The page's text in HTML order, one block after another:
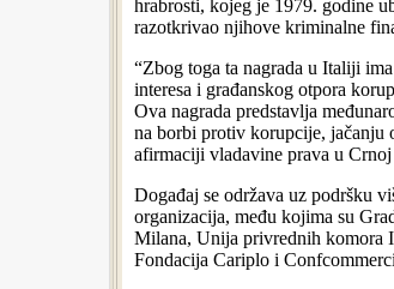
hrabrosti, kojeg je 1979. godine
razotkrivao njihove kriminalne
“Zbog toga ta nagrada u Italiji
interesa i građanskog otpora
Ova nagrada predstavlja
na borbi protiv korupcije, jačanju
afirmaciji vladavine prava u
Događaj se održava uz podršku
organizacija, među kojima su
Milana, Unija privrednih komora
Fondacija Cariplo i